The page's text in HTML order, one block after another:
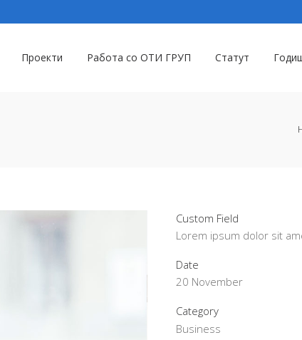
Проекти Работа со ОТИ ГРУП Статут
Custom Field
Lorem ipsum dolor sit
Date
20 November
Category
Business